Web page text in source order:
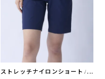
ストレッチナイロンショートパ